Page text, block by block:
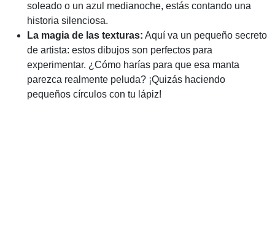
soleado o un azul medianoche, estás contando una
historia silenciosa.
La magia de las texturas: Aquí va un pequeño secreto
de artista: estos dibujos son perfectos para
experimentar. ¿Cómo harías para que esa manta
parezca realmente peluda? ¡Quizás haciendo
pequeños círculos con tu lápiz!